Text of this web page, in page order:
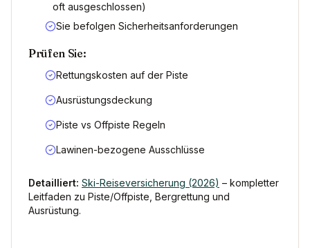
oft ausgeschlossen)
Sie befolgen Sicherheitsanforderungen
Prüfen Sie:
Rettungskosten auf der Piste
Ausrüstungsdeckung
Piste vs Offpiste Regeln
Lawinen-bezogene Ausschlüsse
Detailliert: Ski-Reiseversicherung (2026) – kompletter
Leitfaden zu Piste/Offpiste, Bergrettung und
Ausrüstung.